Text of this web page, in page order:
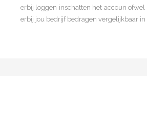
erbij loggen inschatten het accoun
erbij jou bedrijf bedragen vergelijkbaar